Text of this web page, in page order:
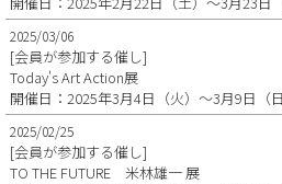
2025/03/06
[会員が参加する催し]
Today's Art Action展
開催日：2025年3月4日（火）～3月9日（日
2025/02/25
[会員が参加する催し]
TO THE FUTURE 米林雄一 展